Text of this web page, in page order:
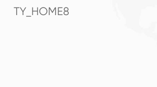
TY_HOME8